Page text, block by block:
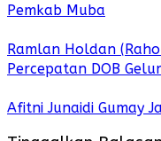
Pemkab Muba
Ramlan Holdan
Percepatan DOB
Afitni Junaidi Gumay